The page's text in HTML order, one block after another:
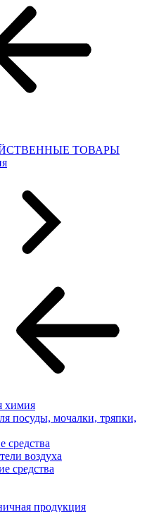
ТОВАРЫ
химия
посуды, мочалки, тряпки,
воздуха
средства
продукция